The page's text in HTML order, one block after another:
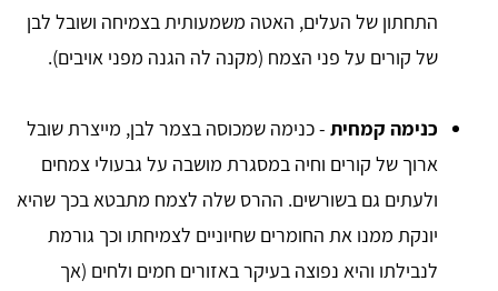
התחתון של העלים, האטה משמעותית בצמיחה ושובל לבן
של קורים על פני הצמח (מקנה לה הגנה מפני אויבים).
כנימה קמחית - כנימה שמכוסה בצמר לבן, מייצרת שובל
ארוך של קורים וחיה במסגרת מושבה על גבעולי צמחים
ולעתים גם בשורשים. ההרס שלה לצמח מתבטא בכך שהיא
יונקת ממנו את החומרים שחיוניים לצמיחתו וכך גורמת
לנבילתו והיא נפוצה בעיקר באזורים חמים ולחים (אך